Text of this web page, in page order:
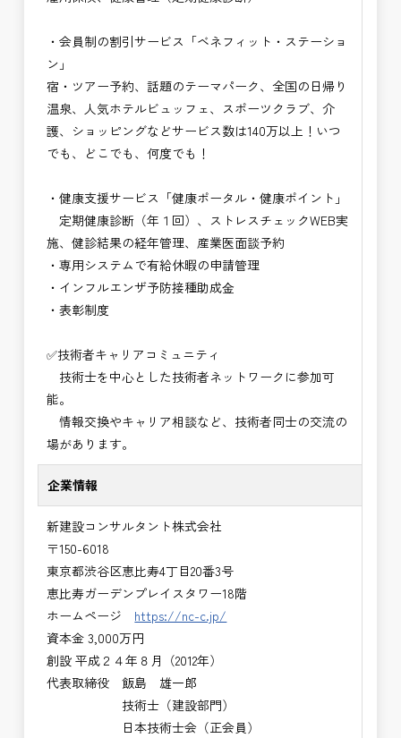
・会員制の割引サービス「ベネフィット・ステーショ
ン」
宿・ツアー予約、話題のテーマパーク、全国の日帰り
温泉、人気ホテルビュッフェ、スポーツクラブ、介
護、ショッピングなどサービス数は140万以上！いつ
でも、どこでも、何度でも！
・健康支援サービス「健康ポータル・健康ポイント」
定期健康診断（年１回）、ストレスチェックWEB実
施、健診結果の経年管理、産業医面談予約
・専用システムで有給休暇の申請管理
・インフルエンザ予防接種助成⾦
・表彰制度
✅技術者キャリアコミュニティ
技術士を中心とした技術者ネットワークに参加可
能。
情報交換やキャリア相談など、技術者同士の交流の
場があります。
企業情報
新建設コンサルタント株式会社
〒150-6018
東京都渋谷区恵比寿4丁目20番3号
恵比寿ガーデンプレイスタワー18階
ホームページ https://nc-c.jp/
資本金 3,000万円
創設 平成２４年８月（2012年）
代表取締役 飯島 雄一郎
技術士（建設部門）
日本技術士会（正会員）